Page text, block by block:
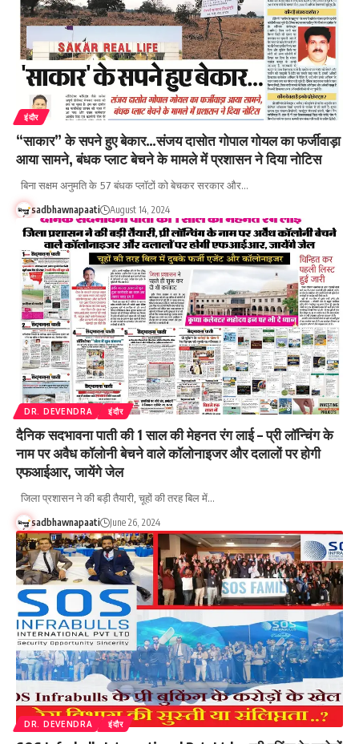
इंदौर
“साकार” के सपने हुए बेकार…संजय दासोत गोपाल गोयल का फर्जीवाड़ा
आया सामने, बंधक प्लाट बेचने के मामले में प्रशासन ने दिया नोटिस
बिना सक्षम अनुमति के 57 बंधक प्लॉटों को बेचकर सरकार और…
sadbhawnapaati August 14, 2024
DR. DEVENDRA इंदौर
दैनिक सदभावना पाती की 1 साल की मेहनत रंग लाई – प्री लॉन्चिंग के
नाम पर अवैध कॉलोनी बेचने वाले कॉलोनाइजर और दलालों पर होगी
एफआईआर, जायेंगे जेल
जिला प्रशासन ने की बड़ी तैयारी, चूहों की तरह बिल में…
sadbhawnapaati June 26, 2024
DR. DEVENDRA इंदौर